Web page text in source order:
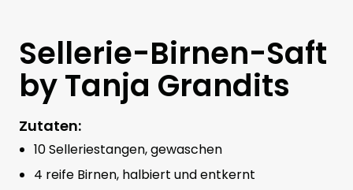
Sellerie-Birnen-Saft
by Tanja Grandits
Zutaten:
10 Selleriestangen, gewaschen
4 reife Birnen, halbiert und entkernt